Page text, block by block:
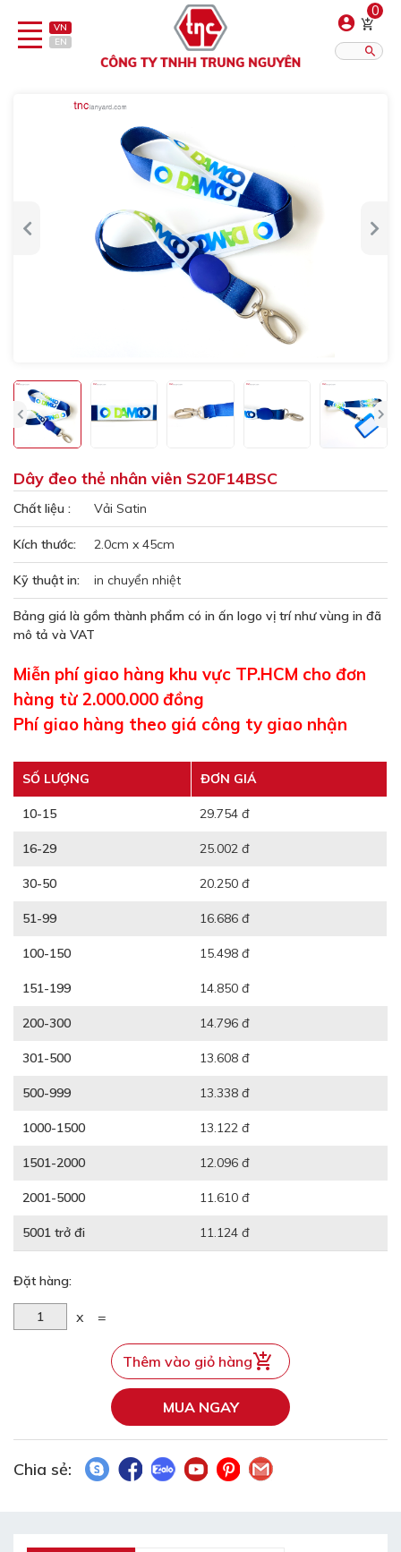
VN
EN
0
Dây đeo thẻ nhân viên S20F14BSC
Chất liệu : Vải Satin
Kích thước: 2.0cm x 45cm
Kỹ thuật in: in chuyển nhiệt
Bảng giá là gồm thành phẩm có in ấn logo vị trí như vùng in đã
mô tả và VAT
Miễn phí giao hàng khu vực TP.HCM cho đơn
hàng từ 2.000.000 đồng
Phí giao hàng theo giá công ty giao nhận
SỐ LƯỢNG ĐƠN GIÁ
10-15 29.754 đ
16-29 25.002 đ
30-50 20.250 đ
51-99 16.686 đ
100-150 15.498 đ
151-199 14.850 đ
200-300 14.796 đ
301-500 13.608 đ
500-999 13.338 đ
1000-1500 13.122 đ
1501-2000 12.096 đ
2001-5000 11.610 đ
5001 trở đi 11.124 đ
Đặt hàng:
x =
Thêm vào giỏ hàng
MUA NGAY
Chia sẻ: